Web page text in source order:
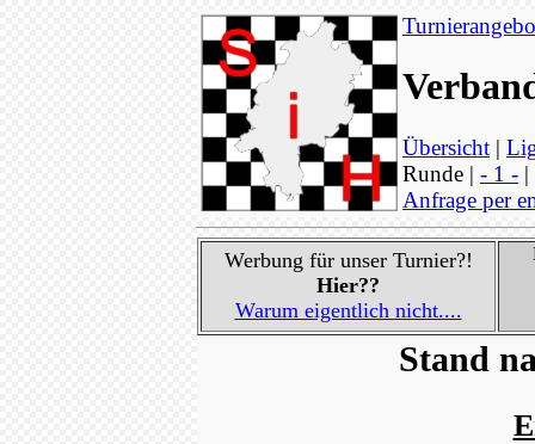
Übersicht |
Runde | - 1 - |
Anfrage per
Werbung für unser Turnier?!
Hier??
Warum eigentlich nicht....
Stand